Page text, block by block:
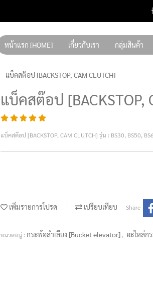
หน้าแรก [HOME] เกี่ยวกับเรา กลุ่มสินค้า
แบ็คสต๊อป [BACKSTOP, CAM CLUTCH]
แบ็คสต๊อป [BACKSTOP,
แบ็คสต๊อป [BACKSTOP, CAM CLUTCH] รุ่น : BS30, BS50,
เพิ่มรายการโปรด เปรียบเทียบ Share
หมวดหมู่ : กระพ้อลำเลียง [Bucket elevator] , อะไหล่ก